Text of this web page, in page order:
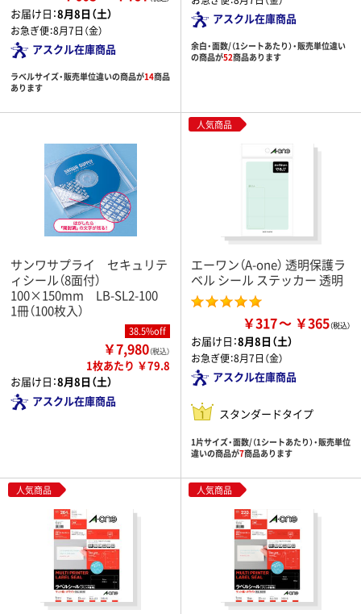
お届け日：8月8日（土）
お急ぎ便：8月7日（金）
アスクル在庫商品
ラベルサイズ・販売単位違いの商品が14商品
あります
アスクル在庫商品
余白・面数/（1シートあたり）・販売単位違い
の商品が52商品あります
サンワサプライ セキュリテ
ィシール（8面付）
100×150mm LB-SL2-100
1冊（100枚入）
38.5%off
￥7,980（税込）
1枚あたり ￥79.8
お届け日：8月8日（土）
アスクル在庫商品
人気商品
エーワン（A-one） 透明保護ラ
ベル シール ステッカー 透明
￥317 ￥365
お届け日：8月8日（土）
お急ぎ便：8月7日（金）
アスクル在庫商品
スタンダードタイプ
1片サイズ・面数/（1シートあたり）・販売単位
違いの商品が7商品あります
人気商品 人気商品